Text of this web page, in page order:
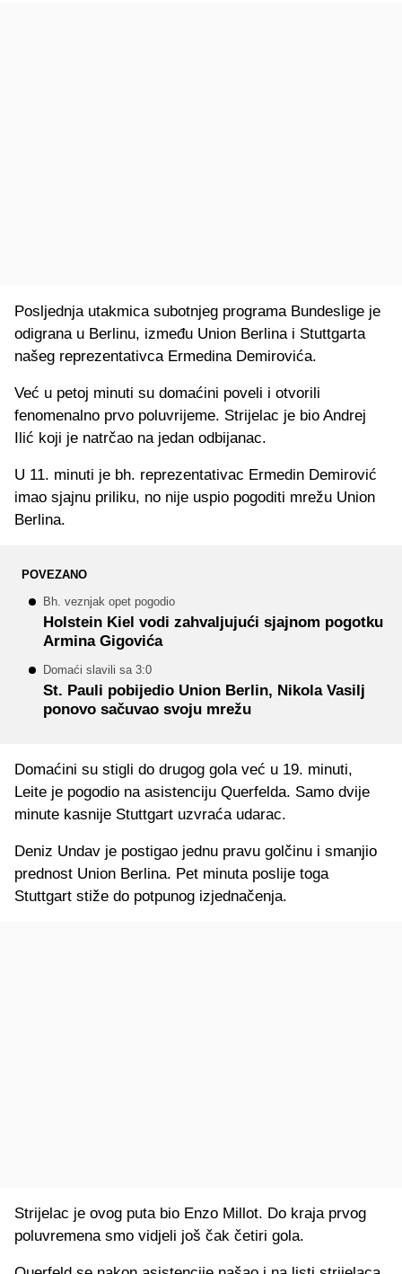
Posljednja utakmica subotnjeg programa Bundeslige je
odigrana u Berlinu, između Union Berlina i Stuttgarta
našeg reprezentativca Ermedina Demirovića.
Već u petoj minuti su domaćini poveli i otvorili
fenomenalno prvo poluvrijeme. Strijelac je bio Andrej
Ilić koji je natrčao na jedan odbijanac.
U 11. minuti je bh. reprezentativac Ermedin Demirović
imao sjajnu priliku, no nije uspio pogoditi mrežu Union
Berlina.
POVEZANO
Bh. veznjak opet pogodio
Holstein Kiel vodi zahvaljujući sjajnom pogotku
Armina Gigovića
Domaći slavili sa 3:0
St. Pauli pobijedio Union Berlin, Nikola Vasilj
ponovo sačuvao svoju mrežu
Domaćini su stigli do drugog gola već u 19. minuti,
Leite je pogodio na asistenciju Querfelda. Samo dvije
minute kasnije Stuttgart uzvraća udarac.
Deniz Undav je postigao jednu pravu golčinu i smanjio
prednost Union Berlina. Pet minuta poslije toga
Stuttgart stiže do potpunog izjednačenja.
Strijelac je ovog puta bio Enzo Millot. Do kraja prvog
poluvremena smo vidjeli još čak četiri gola.